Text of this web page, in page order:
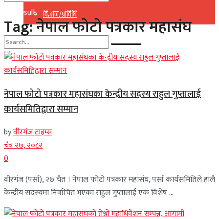
विज्ञान/प्राविधि
No Result
No Result
View All Result
Tag:नेपाल फोटो पत्रकार महासंघ
नेपाल फोटो पत्रकार महासंघका केन्द्रीय सदस्य राहुल गुप्तालाई
कार्यसमितिद्वारा सम्मान
byवीरगंज टाइम्स
चैत्र २७, २०८२
0
वीरगंज (पर्सा), २७ चैत । नेपाल फोटो पत्रकार महासंघ, पर्सा कार्यसमितिले हालै
केन्द्रीय सदस्यमा निर्वाचित भएका राहुल गुप्तालाई एक विशेष ...